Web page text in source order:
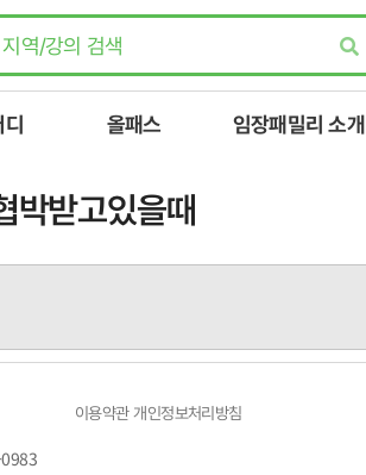
올패스 임장패밀리 소개
받고있을때
이용약관개인정보처리방침